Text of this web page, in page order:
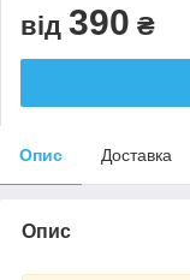
від 390 ₴
Опис Доставка
Опис